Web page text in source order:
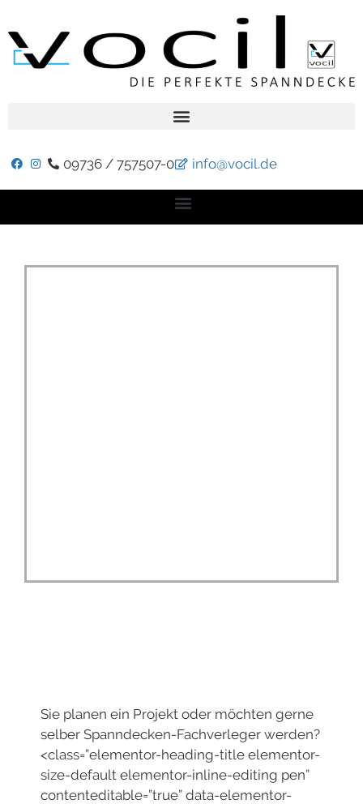
09736 / 757507-0 info@vocil.de
Sie planen ein Projekt oder möchten gerne
selber Spanndecken-Fachverleger werden?
<class=”elementor-heading-title elementor-
size-default elementor-inline-editing pen”
contenteditable=”true” data-elementor-